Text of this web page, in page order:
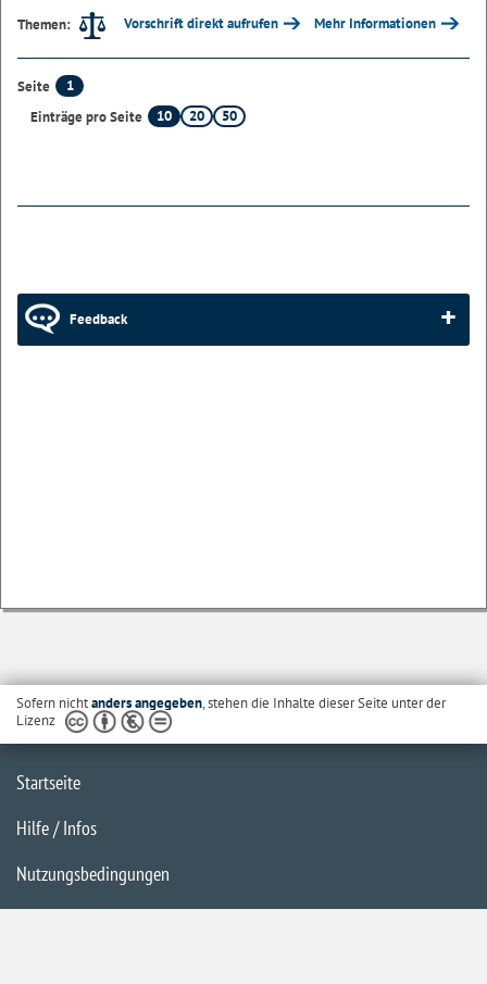
Themen:
Vorschrift direkt aufrufen Mehr Informationen
Seite
1
Einträge pro Seite
10 20 50
Feedback
Sofern nichtanders angegeben, stehen die Inhalte dieser Seite unter der
Lizenz
Startseite
Hilfe / Infos
Nutzungsbedingungen